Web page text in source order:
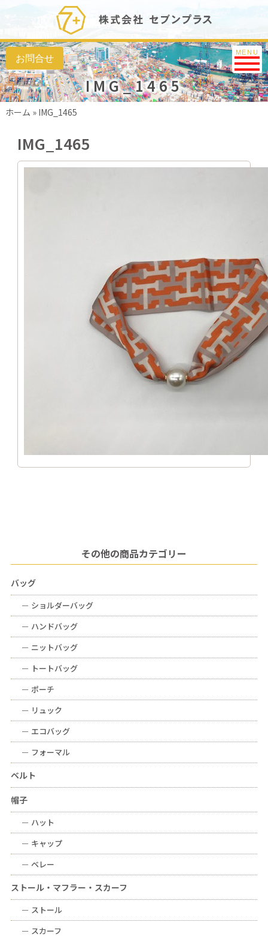
Toggle
MENU
IMG_1465
ホーム » IMG_1465
IMG_1465
その他の商品カテゴリー
バッグ
ー ショルダーバッグ
ー ハンドバッグ
ー ニットバッグ
ー トートバッグ
ー ポーチ
ー リュック
ー エコバッグ
ー フォーマル
ベルト
帽子
ー ハット
ー キャップ
ー ベレー
ストール・マフラー・スカーフ
ー ストール
ー スカーフ